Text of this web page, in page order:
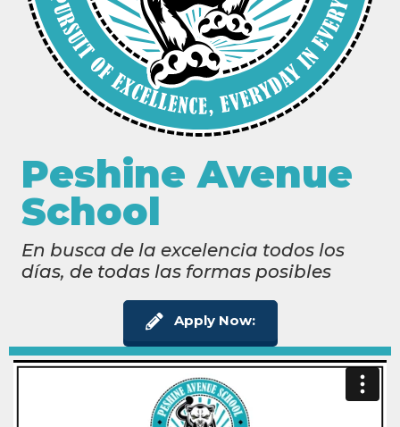
Peshine Avenue
School
En busca de la excelencia todos los
días, de todas las formas posibles
Apply Now: